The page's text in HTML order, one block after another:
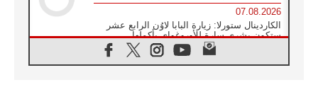
07.08.2026
الكاردينال ستورلا: زيارة البابا لاوُن الرابع عشر
ستكون بشرى سارة للأوروغواي بأكملها
الفاتيكان يعلن برنامج الزيارة الرسولية للبابا لاوُن